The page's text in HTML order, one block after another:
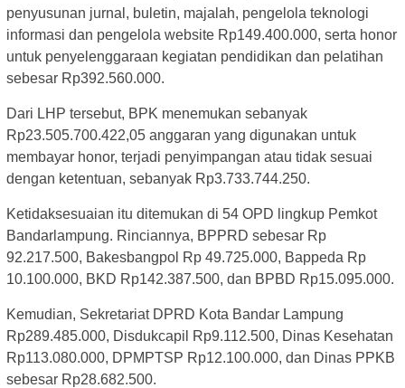
penyusunan jurnal, buletin, majalah, pengelola teknologi
informasi dan pengelola website Rp149.400.000, serta honor
untuk penyelenggaraan kegiatan pendidikan dan pelatihan
sebesar Rp392.560.000.
Dari LHP tersebut, BPK menemukan sebanyak
Rp23.505.700.422,05 anggaran yang digunakan untuk
membayar honor, terjadi penyimpangan atau tidak sesuai
dengan ketentuan, sebanyak Rp3.733.744.250.
Ketidaksesuaian itu ditemukan di 54 OPD lingkup Pemkot
Bandarlampung. Rinciannya, BPPRD sebesar Rp
92.217.500, Bakesbangpol Rp 49.725.000, Bappeda Rp
10.100.000, BKD Rp142.387.500, dan BPBD Rp15.095.000.
Kemudian, Sekretariat DPRD Kota Bandar Lampung
Rp289.485.000, Disdukcapil Rp9.112.500, Dinas Kesehatan
Rp113.080.000, DPMPTSP Rp12.100.000, dan Dinas PPKB
sebesar Rp28.682.500.